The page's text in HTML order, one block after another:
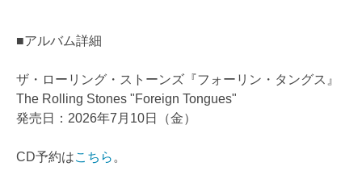
■アルバム詳細
ザ・ローリング・ストーンズ『フォーリン・タングス』
The Rolling Stones "Foreign Tongues"
発売日：2026年7月10日（金）
CD予約はこちら 。